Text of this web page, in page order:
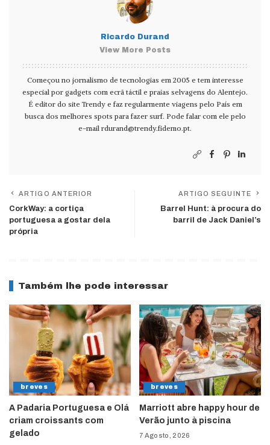
Ricardo Durand
View More Posts
Começou no jornalismo de tecnologias em 2005 e tem interesse
especial por gadgets com ecrã táctil e praias selvagens do Alentejo.
É editor do site Trendy e faz regularmente viagens pelo País em
busca dos melhores spots para fazer surf. Pode falar com ele pelo
e-mail rdurand@trendy.fidemo.pt.
ARTIGO ANTERIOR
CorkWay: a cortiça
portuguesa a gostar dela
própria
ARTIGO SEGUINTE
Barrel Hunt: à procura do
barril de Jack Daniel’s
Também lhe pode interessar
breves
A Padaria Portuguesa e Olá
criam croissants com
gelado
breves
Marriott abre happy hour de
Verão junto à piscina
7 Agosto, 2026